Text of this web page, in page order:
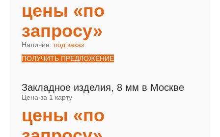
цены «по
запросу»
Наличие: под заказ
ПОЛУЧИТЬ ПРЕДЛОЖЕНИЕ
Закладное изделия, 8 мм в Москве
Цена за 1 карту
цены «по